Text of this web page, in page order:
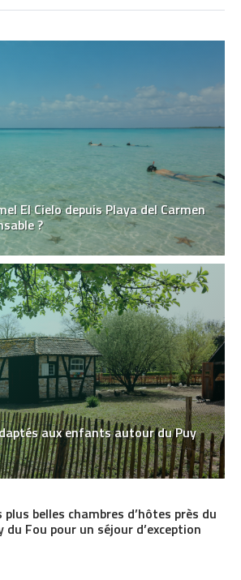
El Cielo depuis Playa del Carmen
?
aux enfants autour du Puy
plus belles chambres d’hôtes près du
du Fou pour un séjour d’exception